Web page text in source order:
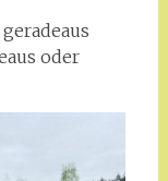
oder